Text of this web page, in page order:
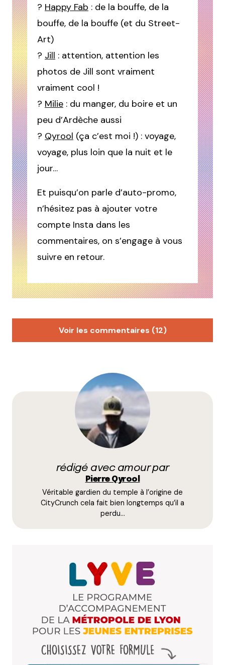
? Happy Fab : de la bouffe, de la
bouffe, de la bouffe (et du Street-
Art)
? Jill : attention, attention les
photos de Jill sont vraiment
vraiment cool !
? Milie : du manger, du boire et un
peu d’Ardèche aussi
? Qyrool (ça c’est moi !) : voyage,
voyage, plus loin que la nuit et le
jour…
Et puisqu’on parle d’auto-promo,
n’hésitez pas à ajouter votre
compte Insta dans les
commentaires, on s’engage à vous
suivre en retour.
Voir les commentaires (12)
Uneadresselyonnaise ?
Répondre
12 mars 2018 à 18 h 07 min
mister.davy
davy
Lien IG dans mon pseudo ?
12 mars 2018 à 20 h 05 min
Répondre
@melimelodegourmandises
Mélanie
12 mars 2018 à 22 h 16 min
rédigé avec amour par
Pierre Qyrool
Véritable gardien du temple à l’origine de
CityCrunch cela fait bien longtemps qu’il a
perdu…